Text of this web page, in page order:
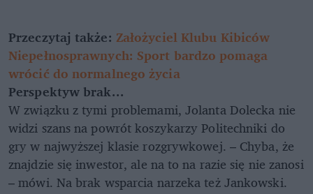
Przeczytaj także: Założyciel Klubu Kibiców
Niepełnosprawnych: Sport bardzo pomaga
wrócić do normalnego życia
Perspektyw brak...
W związku z tymi problemami, Jolanta Dolecka nie
widzi szans na powrót koszykarzy Politechniki do
gry w najwyższej klasie rozgrywkowej. – Chyba, że
znajdzie się inwestor, ale na to na razie się nie zanosi
– mówi. Na brak wsparcia narzeka też Jankowski.